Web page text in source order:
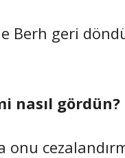
Berh geri
nasıl